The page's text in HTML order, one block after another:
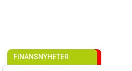
FINANSNYHETER